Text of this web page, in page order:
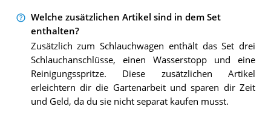
Welche zusätzlichen Artikel sind in dem Set
enthalten?
Zusätzlich zum Schlauchwagen enthält das Set drei
Schlauchanschlüsse, einen Wasserstopp und eine
Reinigungsspritze. Diese zusätzlichen Artikel
erleichtern dir die Gartenarbeit und sparen dir Zeit
und Geld, da du sie nicht separat kaufen musst.